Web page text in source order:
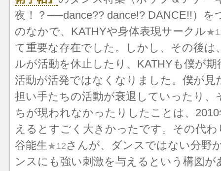
夜！？──dance?? dance!? DANCE!!）を
のなかで、KATHYや身体表現サークル
て重要な存在でした。しかし、その後は
ルが活動を休止したり、KATHYも僕が
活動が活発ではなくなりました。僕が見
担い手たちの活動が衰退していったり、
ちが現われなかったりしたことは、
えるとすごく大きかったです。その代
谷能生★12さんが、ダンスではない分野
ンスにも強い刺激を与えるという構図